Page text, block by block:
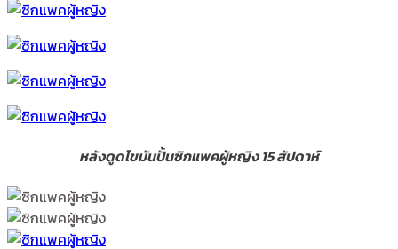
หลังดูดไขมันปั้นซิกแพคผู้หญิง 15 สัปดาห์